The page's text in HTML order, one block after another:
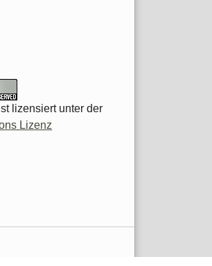
lizensiert unter der
Lizenz